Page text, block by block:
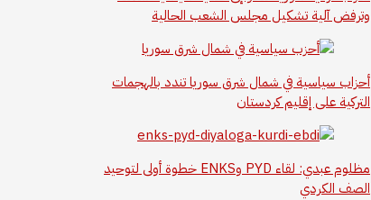
وترفض آلية تشكيل مجلس الشعب الحالية
أحزاب سياسية في شمال شرق سوريا تندد بالهجمات
التركية على إقليم كردستان
مظلوم عبدي: لقاء PYD وENKS خطوة أولى لتوحيد
الصف الكردي